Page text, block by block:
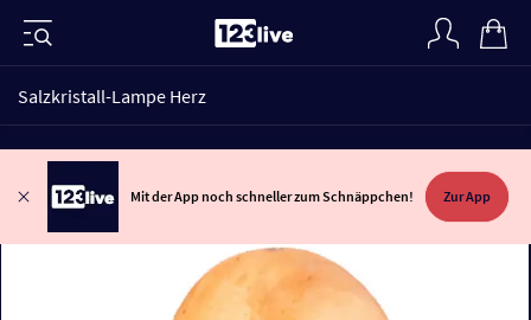
Salzkristall-Lampe Herz
Mit der App noch schneller zum Schnäppchen! Zur App